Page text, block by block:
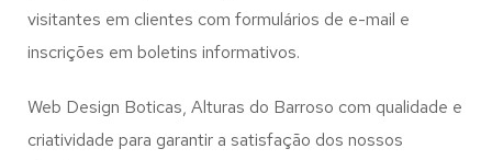
visitantes em clientes com formulários de e-mail e
inscrições em boletins informativos.
Web Design Boticas, Alturas do Barroso com qualidade e
criatividade para garantir a satisfação dos nossos